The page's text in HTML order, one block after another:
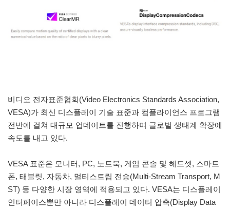
비디오 전자표준협회(Video Electronics Standards Association,
VESA)가 최신 디스플레이 기술 표준과 컴플라이언스 프로그램
전반에 걸쳐 대규모 업데이트를 진행하며 글로벌 생태계 확장에
속도를 내고 있다.
VESA 표준은 모니터, PC, 노트북, 게임 콘솔 및 헤드셋, 스마트
폰, 태블릿, 자동차, 멀티스트림 전송(Multi-Stream Transport, M
ST) 등 다양한 시장 영역에 적용되고 있다. VESA는 디스플레이
인터페이스뿐만 아니라 디스플레이 데이터 압축(Display Data